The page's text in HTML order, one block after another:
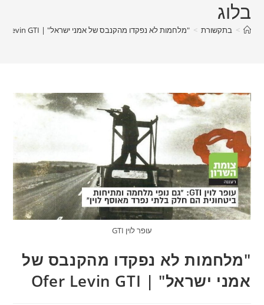
בלוג
> בתקשורת > "מלחמות לא נפקדו מהקנבס של אמני ישראל" | Ofer Levin GTI
עופר לוין GTI
"מלחמות לא נפקדו מהקנבס של
אמני ישראל" | Ofer Levin GTI